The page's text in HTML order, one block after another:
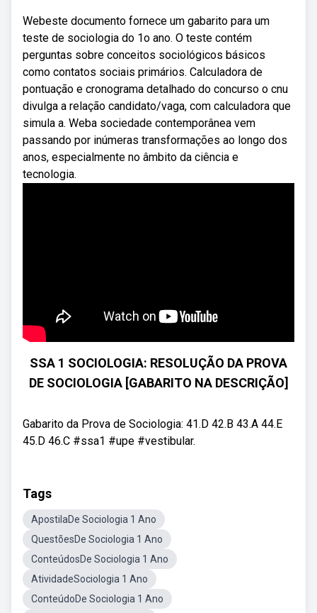
Webeste documento fornece um gabarito para um
teste de sociologia do 1o ano. O teste contém
perguntas sobre conceitos sociológicos básicos
como contatos sociais primários. Calculadora de
pontuação e cronograma detalhado do concurso o cnu
divulga a relação candidato/vaga, com calculadora que
simula a. Weba sociedade contemporânea vem
passando por inúmeras transformações ao longo dos
anos, especialmente no âmbito da ciência e
tecnologia.
SSA 1 SOCIOLOGIA: RESOLUÇÃO DA PROVA
DE SOCIOLOGIA [GABARITO NA DESCRIÇÃO]
Gabarito da Prova de Sociologia: 41.D 42.B 43.A 44.E
45.D 46.C #ssa1 #upe #vestibular.
Tags
ApostilaDe Sociologia 1 Ano
QuestõesDe Sociologia 1 Ano
ConteúdosDe Sociologia 1 Ano
AtividadeSociologia 1 Ano
ConteúdoDe Sociologia 1 Ano